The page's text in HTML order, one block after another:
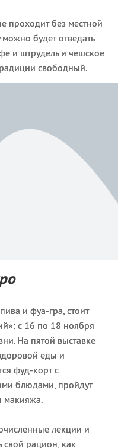
проходит без местной
будет отведать
и штрудель и чешское
свободный.
и фуа-гра, стоит
с 16 по 18 ноября
На пятой выставке
еды и
фуд-корт с
блюдами, пройдут
макияжа.
лекции и
свой рацион, как